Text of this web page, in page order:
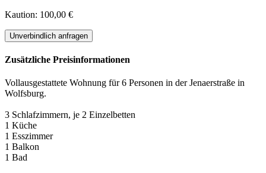
Kaution: 100,00 €
Unverbindlich anfragen
Zusätzliche Preisinformationen
Vollausgestattete Wohnung für 6 Personen in der Jenaerstraße in
Wolfsburg.
3 Schlafzimmern, je 2 Einzelbetten
1 Küche
1 Esszimmer
1 Balkon
1 Bad